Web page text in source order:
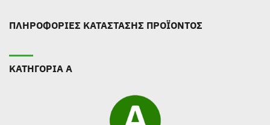
ΠΛΗΡΟΦΟΡΙΕΣ ΚΑΤΑΣΤΑΣΗΣ ΠΡΟΪΟΝΤΟΣ
ΚΑΤΗΓΟΡΙΑ Α